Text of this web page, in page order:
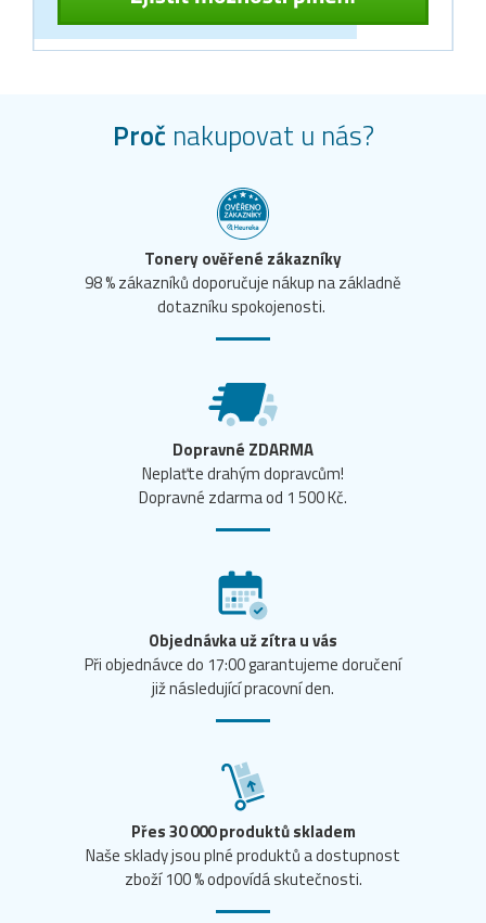
Proč nakupovat u nás?
Tonery ověřené zákazníky
98 % zákazníků doporučuje nákup na základně
dotazníku spokojenosti.
Dopravné ZDARMA
Neplaťte drahým dopravcům!
Dopravné zdarma od 1 500 Kč.
Objednávka už zítra u vás
Při objednávce do 17:00 garantujeme doručení
již následující pracovní den.
Přes 30 000 produktů skladem
Naše sklady jsou plné produktů a dostupnost
zboží 100 % odpovídá skutečnosti.